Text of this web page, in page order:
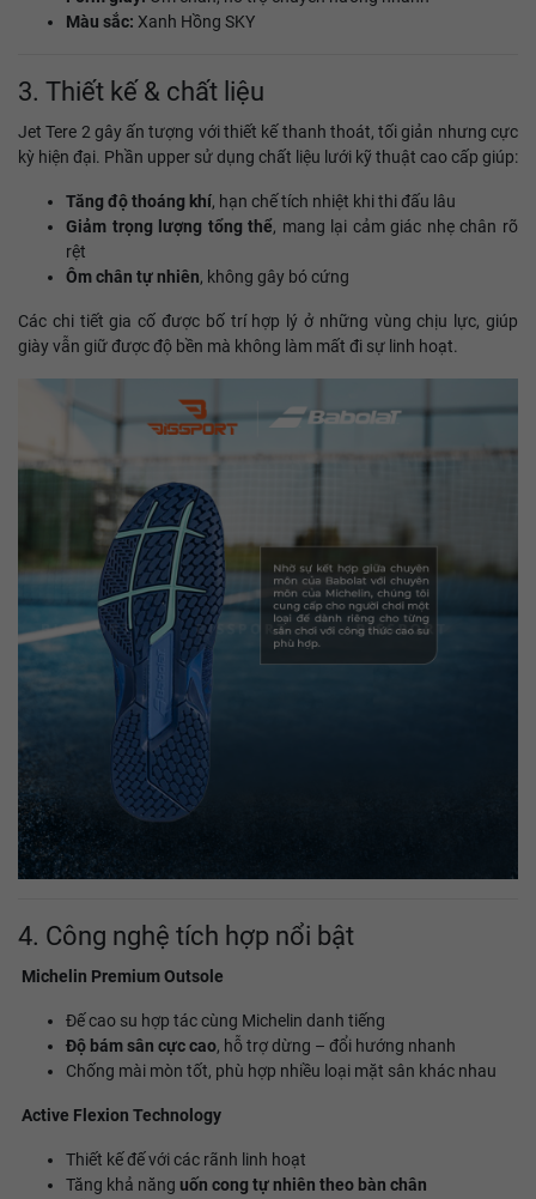
Màu sắc: Xanh Hồng SKY
3. Thiết kế & chất liệu
Jet Tere 2 gây ấn tượng với thiết kế thanh thoát, tối giản nhưng cực
kỳ hiện đại. Phần upper sử dụng chất liệu lưới kỹ thuật cao cấp giúp:
Tăng độ thoáng khí, hạn chế tích nhiệt khi thi đấu lâu
Giảm trọng lượng tổng thể, mang lại cảm giác nhẹ chân rõ
rệt
Ôm chân tự nhiên, không gây bó cứng
Các chi tiết gia cố được bố trí hợp lý ở những vùng chịu lực, giúp
giày vẫn giữ được độ bền mà không làm mất đi sự linh hoạt.
4. Công nghệ tích hợp nổi bật
Michelin Premium Outsole
Đế cao su hợp tác cùng Michelin danh tiếng
Độ bám sân cực cao, hỗ trợ dừng – đổi hướng nhanh
Chống mài mòn tốt, phù hợp nhiều loại mặt sân khác nhau
Active Flexion Technology
Thiết kế đế với các rãnh linh hoạt
Tăng khả năng uốn cong tự nhiên theo bàn chân